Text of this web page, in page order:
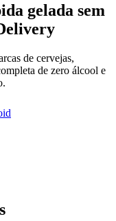
gelada sem
de cervejas,
de zero álcool e